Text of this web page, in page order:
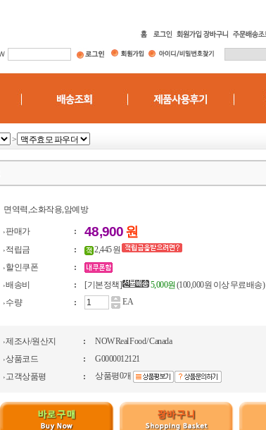
>
면역력,소화작용,암예방
판매가 : 48,900원
적립금 :
2,445 원
할인쿠폰
:
배송비
: [기본정책] 5,000원 (100,000원 이상 무료배송)
수량
: EA
제조사/원산지 :
NOW Real Food / Canada
상품코드
:
G0000012121
고객상품평
: 상품평0개